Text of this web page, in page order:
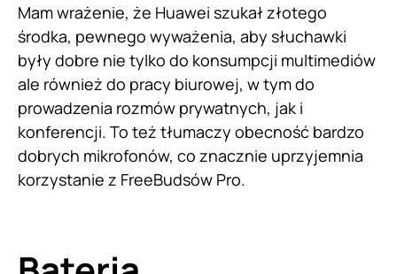
Mam wrażenie, że Huawei szukał złotego
środka, pewnego wyważenia, aby słuchawki
były dobre nie tylko do konsumpcji multimediów
ale również do pracy biurowej, w tym do
prowadzenia rozmów prywatnych, jak i
konferencji. To też tłumaczy obecność bardzo
dobrych mikrofonów, co znacznie uprzyjemnia
korzystanie z FreeBudsów Pro.